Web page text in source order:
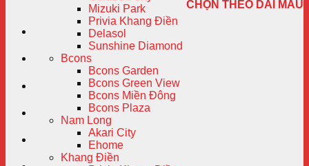
Mizuki Park
Privia Khang Điền
Delasol
Sunshine Diamond
Bcons
Bcons Garden
Bcons Green View
Bcons Miền Đông
Bcons Plaza
Nam Long
Akari City
Ehome
Khang Điền
CHỌN THEO DẢI MÀU